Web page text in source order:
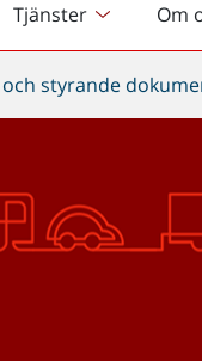
Tjänster Om
styrande